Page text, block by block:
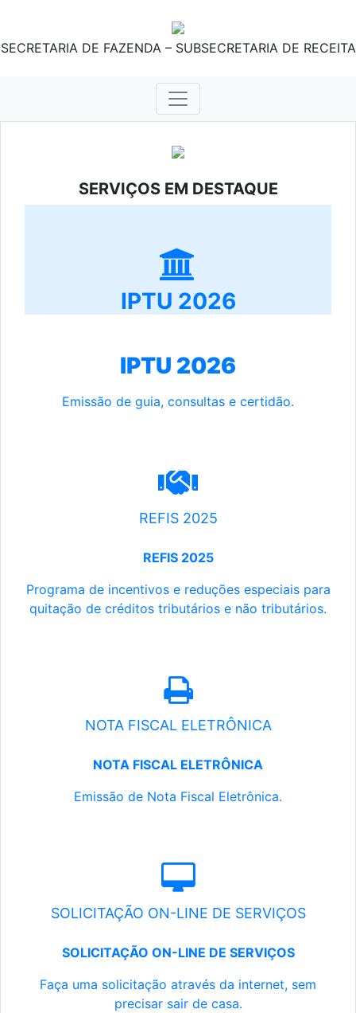
SECRETARIA DE FAZENDA – SUBSECRETARIA DE RECEITA
SERVIÇOS EM DESTAQUE
IPTU 2026
IPTU 2026
Emissão de guia, consultas e certidão.
REFIS 2025
REFIS 2025
Programa de incentivos e reduções especiais para
quitação de créditos tributários e não tributários.
NOTA FISCAL ELETRÔNICA
NOTA FISCAL ELETRÔNICA
Emissão de Nota Fiscal Eletrônica.
SOLICITAÇÃO ON-LINE DE SERVIÇOS
SOLICITAÇÃO ON-LINE DE SERVIÇOS
Faça uma solicitação através da internet, sem
precisar sair de casa.